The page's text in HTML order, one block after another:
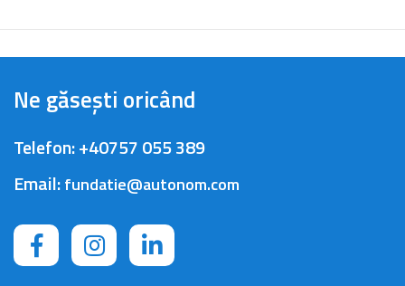
Ne găsești oricând
Telefon:+40757 055 389
Email:fundatie@autonom.com